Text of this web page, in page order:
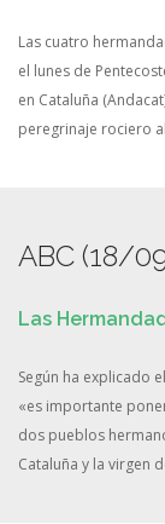
Las cuatro
el lunes de
en Cataluña
peregrinaje rociero
ABC (18/
Las
Según ha explicado
«es importante
dos pueblos
Cataluña y la virgen